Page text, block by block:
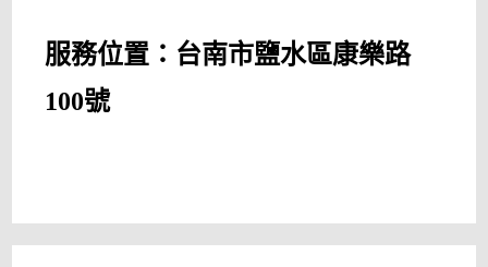
服務位置：台南市鹽水區康樂路
100號